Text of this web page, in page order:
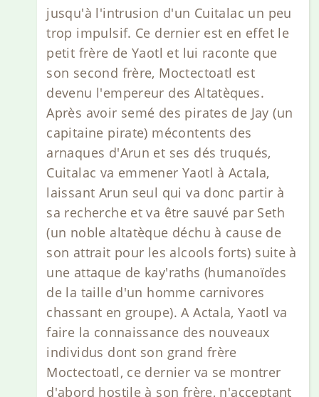
jusqu'à l'intrusion d'un Cuitalac un peu
trop impulsif. Ce dernier est en effet le
petit frère de Yaotl et lui raconte que
son second frère, Moctectoatl est
devenu l'empereur des Altatèques.
Après avoir semé des pirates de Jay (un
capitaine pirate) mécontents des
arnaques d'Arun et ses dés truqués,
Cuitalac va emmener Yaotl à Actala,
laissant Arun seul qui va donc partir à
sa recherche et va être sauvé par Seth
(un noble altatèque déchu à cause de
son attrait pour les alcools forts) suite à
une attaque de kay'raths (humanoïdes
de la taille d'un homme carnivores
chassant en groupe). A Actala, Yaotl va
faire la connaissance des nouveaux
individus dont son grand frère
Moctectoatl, ce dernier va se montrer
d'abord hostile à son frère, n'acceptant